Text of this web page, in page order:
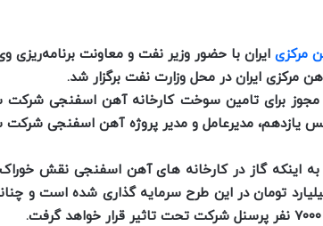
مرکزیایران با حضور وزیر نفت و معاونت برنامه‌ریزی
ایران در محل وزارت نفت برگزار شد.
برای تامین سوخت کارخانه آهن اسفنجی
یازدهم، مدیرعامل و مدیر پروژه آهن اسفنجی
اینکه گاز در کارخانه های آهن ‌اسفنجی نقش خوراک
و برای راه اندازی این طرح عظیم حیاتی است گفت: تاکنون بیش از ۸۰۰ میلیارد تومان در این طرح سرمایه گذاری